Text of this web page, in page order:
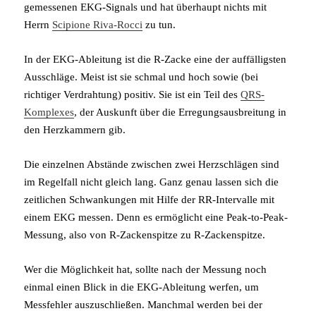
gemessenen EKG-Signals und hat überhaupt nichts mit
Herrn Scipione Riva-Rocci zu tun.
In der EKG-Ableitung ist die R-Zacke eine der auffälligsten
Ausschläge. Meist ist sie schmal und hoch sowie (bei
richtiger Verdrahtung) positiv. Sie ist ein Teil desQRS-
Komplexes, der Auskunft über die Erregungsausbreitung in
den Herzkammern gib.
Die einzelnen Abstände zwischen zwei Herzschlägen sind
im Regelfall nicht gleich lang. Ganz genau lassen sich die
zeitlichen Schwankungen mit Hilfe der RR-Intervalle mit
einem EKG messen. Denn es ermöglicht eine Peak-to-Peak-
Messung, also von R-Zackenspitze zu R-Zackenspitze.
Wer die Möglichkeit hat, sollte nach der Messung noch
einmal einen Blick in die EKG-Ableitung werfen, um
Messfehler auszuschließen. Manchmal werden bei der